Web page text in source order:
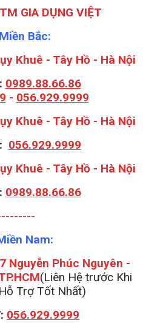
GIA DỤNG VIỆT
Bắc:
Khuê - Tây Hồ - Hà Nội
0989.88.66.86
- 056.929.9999
Khuê - Tây Hồ - Hà Nội
056.929.9999
Khuê - Tây Hồ - Hà Nội
0989.88.66.86
Nam:
Nguyễn Phúc Nguyên -
(Liên Hệ trước Khi
Trợ Tốt Nhất)
056.929.9999